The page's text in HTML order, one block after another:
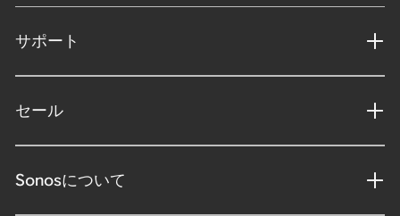
サポート
セール
Sonosについて